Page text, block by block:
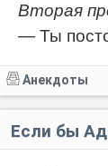
Вторая
— Ты
Анекдоты
Если бы